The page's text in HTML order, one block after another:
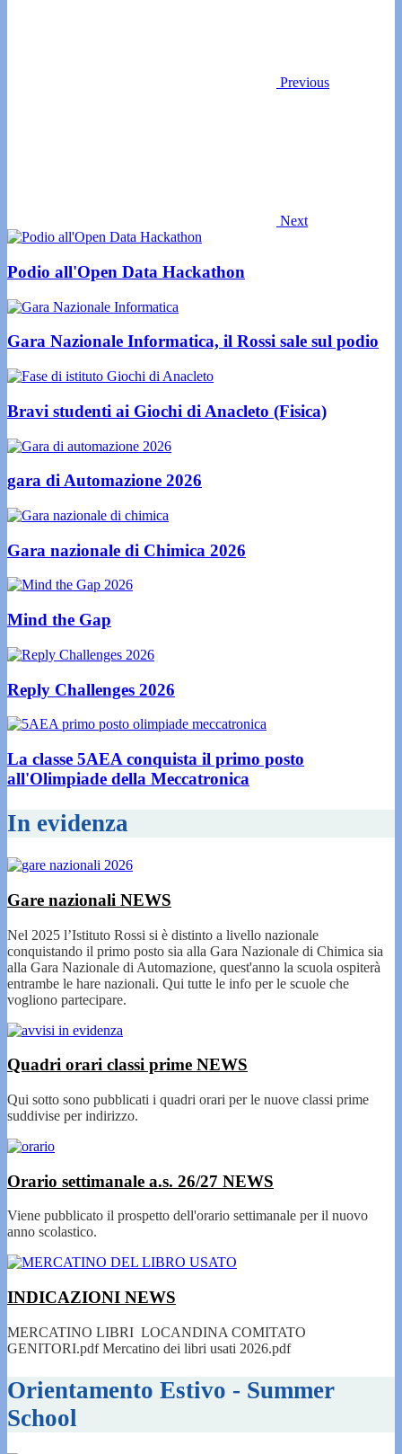
Previous
Next
Podio all'Open Data Hackathon
Gara Nazionale Informatica, il Rossi sale sul podio
Bravi studenti ai Giochi di Anacleto (Fisica)
gara di Automazione 2026
Gara nazionale di Chimica 2026
Mind the Gap
Reply Challenges 2026
La classe 5AEA conquista il primo posto
all'Olimpiade della Meccatronica
In evidenza
Gare nazionali NEWS
Nel 2025 l’Istituto Rossi si è distinto a livello nazionale
conquistando il primo posto sia alla Gara Nazionale di Chimica sia
alla Gara Nazionale di Automazione, quest'anno la scuola ospiterà
entrambe le hare nazionali. Qui tutte le info per le scuole che
vogliono partecipare.
Quadri orari classi prime NEWS
Qui sotto sono pubblicati i quadri orari per le nuove classi prime
suddivise per indirizzo.
Orario settimanale a.s. 26/27 NEWS
Viene pubblicato il prospetto dell'orario settimanale per il nuovo
anno scolastico.
INDICAZIONI NEWS
MERCATINO LIBRI LOCANDINA COMITATO
GENITORI.pdf Mercatino dei libri usati 2026.pdf
Orientamento Estivo - Summer
School